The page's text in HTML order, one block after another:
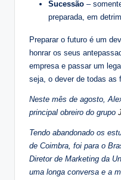
Sucessão –
preparada, em
Preparar o futuro é um
honrar os seus
empresa e passar um
seja, o dever de todas as
Neste mês de agosto,
principal obreiro do grupo
Tendo abandonado os
de Coimbra, foi para o
Diretor de Marketing da
uma longa conversa e a